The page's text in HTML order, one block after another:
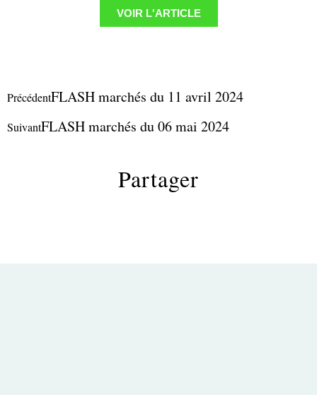
VOIR L'ARTICLE
PrécédentFLASH marchés du 11 avril 2024
SuivantFLASH marchés du 06 mai 2024
Partager